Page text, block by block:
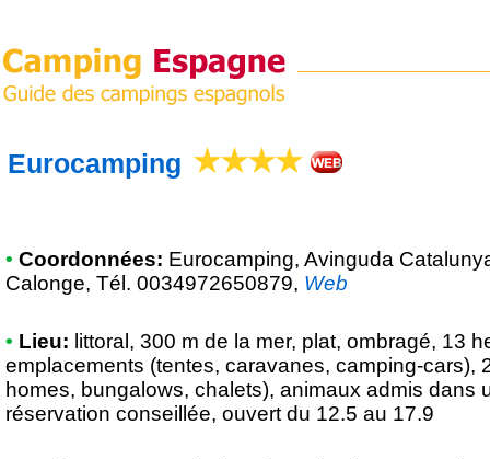
Eurocamping
• Coordonnées: Eurocamping, Avinguda
Calonge, Tél. 0034972650879, Web
• Lieu: littoral, 300 m de la mer, plat, ombragé, 13
emplacements (tentes, caravanes, camping-cars),
homes, bungalows, chalets), animaux admis dans
réservation conseillée, ouvert du 12.5 au 17.9